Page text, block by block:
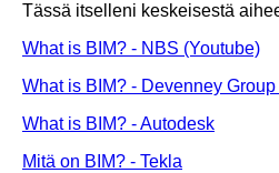
Tässä itselleni keskeisestä
What is BIM? - NBS (Youtube)
What is BIM? - Devenney
What is BIM? - Autodesk
Mitä on BIM? - Tekla